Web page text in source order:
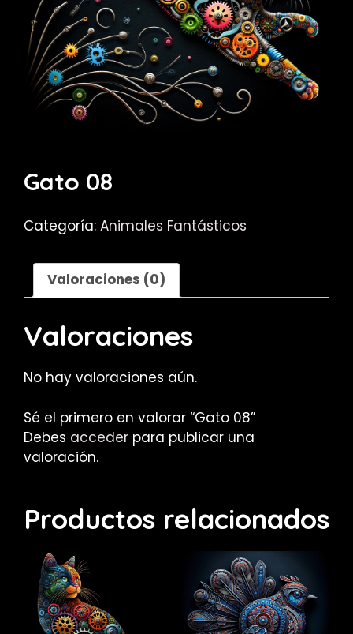
Gato 08
Categoría: Animales Fantásticos
Valoraciones (0)
Valoraciones
No hay valoraciones aún.
Sé el primero en valorar “Gato 08”
Debes acceder para publicar una
valoración.
Productos relacionados